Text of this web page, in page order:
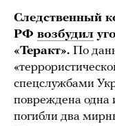
Следственный
РФ возбудил
«Теракт». По
спецслужбами
повреждена одна
погибли два